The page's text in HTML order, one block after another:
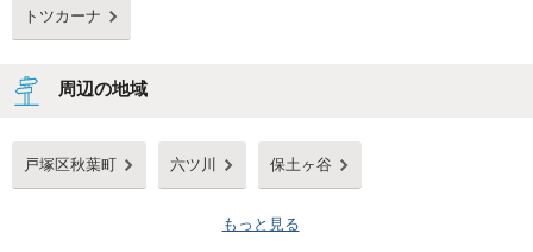
トツカーナ
周辺の地域
戸塚区秋葉町 六ツ川 保土ヶ谷
もっと見る